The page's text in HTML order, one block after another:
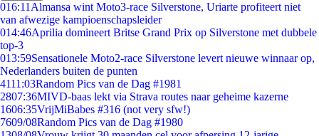
016:11 Almansa wint Moto3-race Silverstone, Uriarte profiteert niet
van afwezige kampioenschapsleider
014:46Aprilia domineert Britse Grand Prix op Silverstone met dubbele
top-3
013:59Sensationele Moto2-race Silverstone levert nieuwe winnaar op,
Nederlanders buiten de punten
4111:03Random Pics van de Dag #1981
2807:36MIVD-baas lekt via Strava routes naar geheime kazerne
1606:35VrijMiBabes #316 (not very sfw!)
7609/08Random Pics van de Dag #1980